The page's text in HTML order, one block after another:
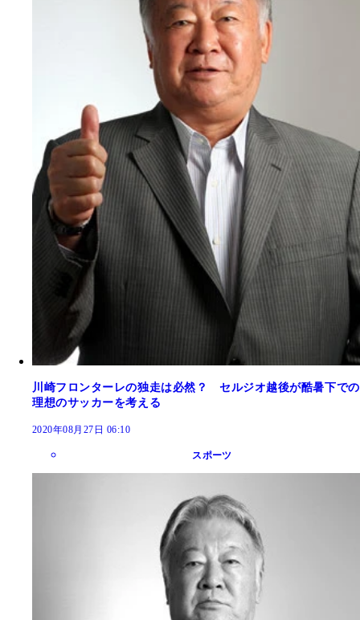
川崎フロンターレの独走は必然？ セルジオ越後が酷暑下での
理想のサッカーを考える
2020年08月27日 06:10
スポーツ